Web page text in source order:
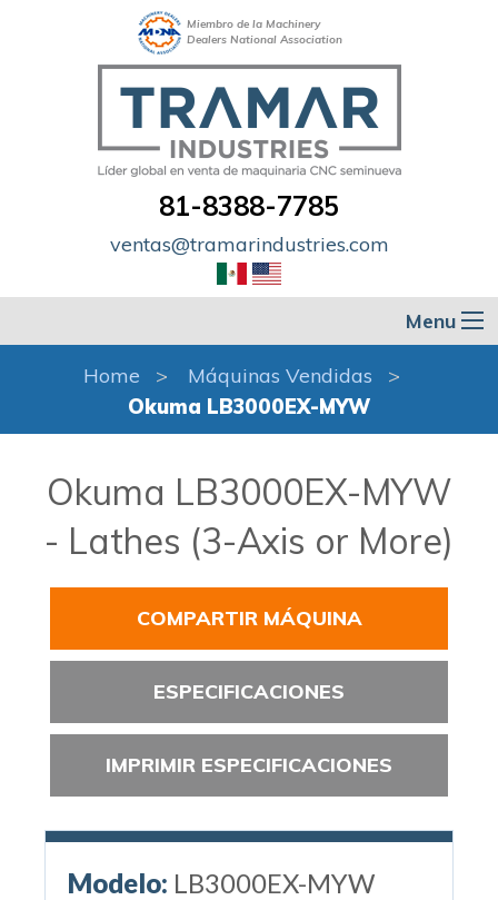
Miembro de la Machinery
Dealers National Association
81-8388-7785
ventas@tramarindustries.com
Menu
Home
Máquinas Vendidas
Okuma LB3000EX-MYW
Okuma LB3000EX-MYW
- Lathes (3-Axis or More)
COMPARTIR MÁQUINA
ESPECIFICACIONES
IMPRIMIR ESPECIFICACIONES
Modelo: LB3000EX-MYW